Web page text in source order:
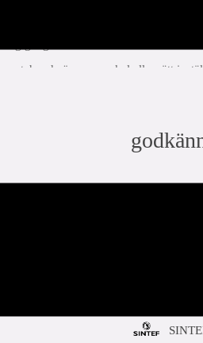
matchande öppen nyckel eller rätt